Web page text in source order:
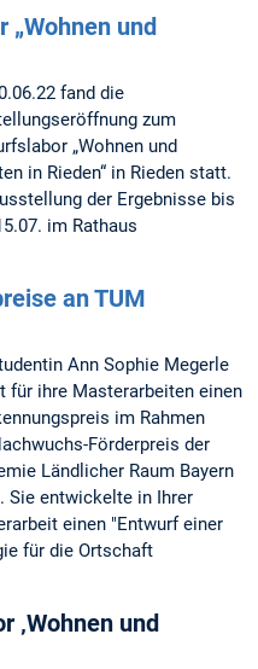
„Wohnen und
fand die
zum
„Wohnen und
in Rieden“ in Rieden statt.
der Ergebnisse bis
im Rathaus
an TUM
Ann Sophie Megerle
für ihre Masterarbeiten einen
im Rahmen
Förderpreis der
Ländlicher Raum Bayern
Sie entwickelte in Ihrer
einen "Entwurf einer
für die Ortschaft
‚Wohnen und